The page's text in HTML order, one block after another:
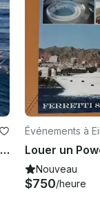
Yacht de luxe Galeon 550 FLY à louer (Aqaba)
Événements à
Louer un
Nouveau
$750/heure